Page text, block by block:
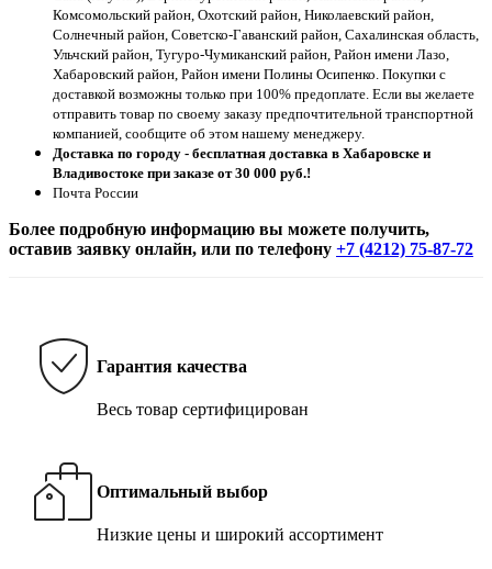
Комсомольский район, Охотский район, Николаевский район,
Солнечный район, Советско-Гаванский район, Сахалинская область,
Ульчский район, Тугуро-Чумиканский район, Район имени Лазо,
Хабаровский район, Район имени Полины Осипенко. Покупки с
доставкой возможны только при 100% предоплате. Если вы желаете
отправить товар по своему заказу предпочтительной транспортной
компанией, сообщите об этом нашему менеджеру.
Доставка по городу - бесплатная доставка в Хабаровске и
Владивостоке при заказе от 30 000 руб.!
Почта России
Более подробную информацию вы можете получить,
оставив заявку онлайн, или по телефону +7 (4212) 75-87-72
Гарантия качества
Весь товар сертифицирован
Оптимальный выбор
Низкие цены и широкий ассортимент